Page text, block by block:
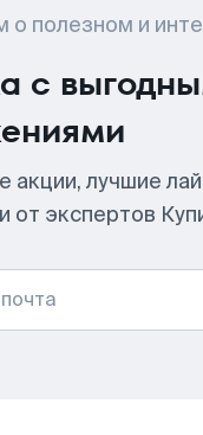
о полезном и
с
акции, лучшие
от экспертов